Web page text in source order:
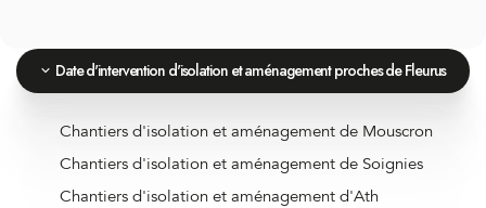
Date d'intervention d'isolation et aménagement proches de Fleurus
Chantiers d'isolation et aménagement de Mouscron
Chantiers d'isolation et aménagement de Soignies
Chantiers d'isolation et aménagement d'Ath